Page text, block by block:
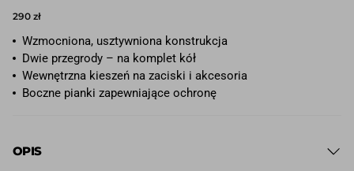
290 zł
Wzmocniona, usztywniona konstrukcja
Dwie przegrody – na komplet kół
Wewnętrzna kieszeń na zaciski i akcesoria
Boczne pianki zapewniające ochronę
OPIS